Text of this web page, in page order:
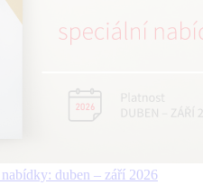
duben – září 2026